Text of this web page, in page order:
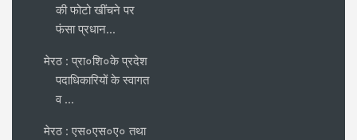
की फोटो खींचने पर
फंसा प्रधान...
मेरठ : प्रा०शि०के प्रदेश
पदाधिकारियों के स्वागत
व ...
मेरठ : एस०एस०ए० तथा